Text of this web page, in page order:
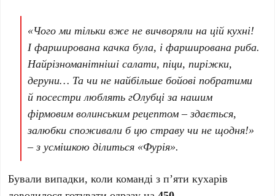
«Чого ми тільки вже не вичворяли на цій кухні!
І фарширована качка була, і фарширована риба.
Найрізноманітніші салати, піци, пиріжки,
деруни… Та чи не найбільше бойові побратими
й посестри люблять гОлубці за нашим
фірмовим волинським рецептом – здається,
залюбки споживали б цю страву чи не щодня!»
– з усмішкою ділиться «Фурія».
Бували випадки, коли команді з п’яти кухарів